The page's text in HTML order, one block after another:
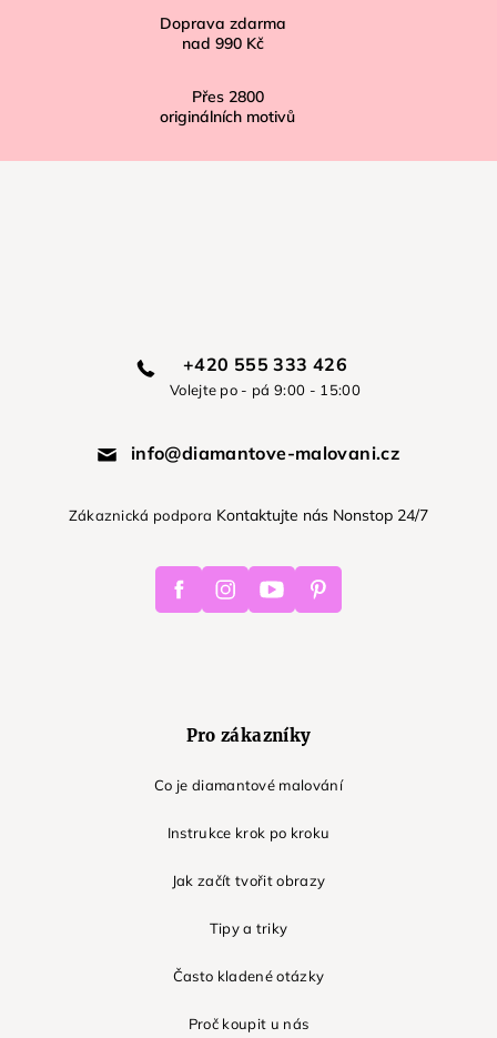
Doprava zdarma
nad 990 Kč
Přes 2800
originálních motivů
+420 555 333 426
Volejte po - pá 9:00 - 15:00
info@diamantove-malovani.cz
Zákaznická podpora Kontaktujte nás Nonstop 24/7
FacebookInstagramYoutube Pinterest
Pro zákazníky
Co je diamantové malování
Instrukce krok po kroku
Jak začít tvořit obrazy
Tipy a triky
Často kladené otázky
Proč koupit u nás